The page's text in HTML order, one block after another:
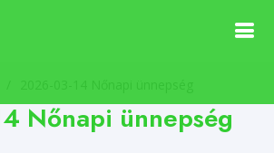
Nőnapi ünnepség